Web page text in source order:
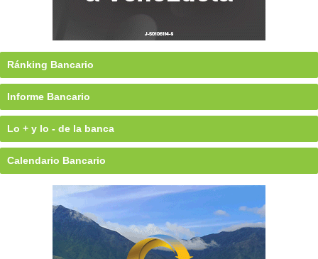
Ránking Bancario
Informe Bancario
Lo + y lo - de la banca
Calendario Bancario